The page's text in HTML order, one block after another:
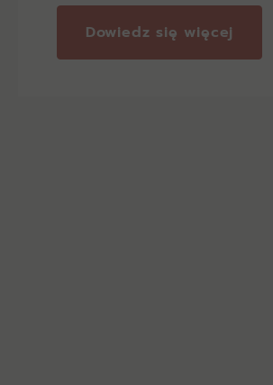
Dowiedz się więcej